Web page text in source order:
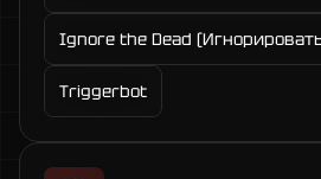
Ignore the Dead
Triggerbot